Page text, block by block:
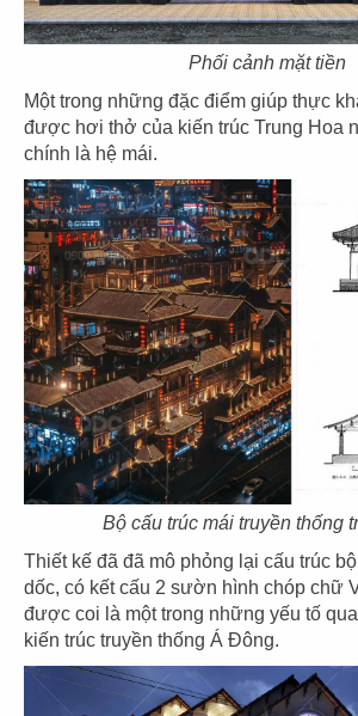
Phối cảnh mặt tiền
Một trong những đặc điểm giúp thực
được hơi thở của kiến trúc Trung Hoa
chính là hệ mái.
Bộ cấu trúc mái truyền thống
Thiết kế đã đã mô phỏng lại cấu trúc
dốc, có kết cấu 2 sườn hình chóp chữ
được coi là một trong những yếu tố
kiến trúc truyền thống Á Đông.
THIẾT KẾ NHÀ HÀNG
HOTPOT
Chủ đầu tư: Nhà hàng Hoa PaoSan
Diện tích: 332 m2
Địa chỉ: 133 Phan Trung, Tân Mai,
Đồng Nai
CHI TIẾT